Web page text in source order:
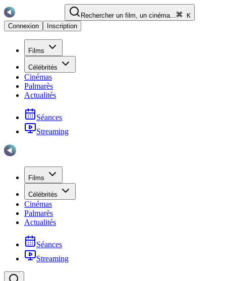
Rechercher un film, un cinéma...
K
Connexion
Inscription
Films
Célébrités
Cinémas
Palmarès
Actualités
Séances
Streaming
Films
Célébrités
Cinémas
Palmarès
Actualités
Séances
Streaming